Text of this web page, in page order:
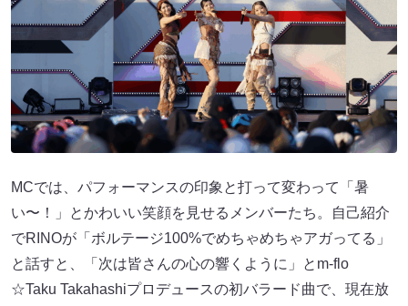
MCでは、パフォーマンスの印象と打って変わって「暑
い〜！」とかわいい笑顔を見せるメンバーたち。自己紹介
でRINOが「ボルテージ100%でめちゃめちゃアガってる」
と話すと、「次は皆さんの心の響くように」とm-flo
☆Taku Takahashiプロデュースの初バラード曲で、現在放